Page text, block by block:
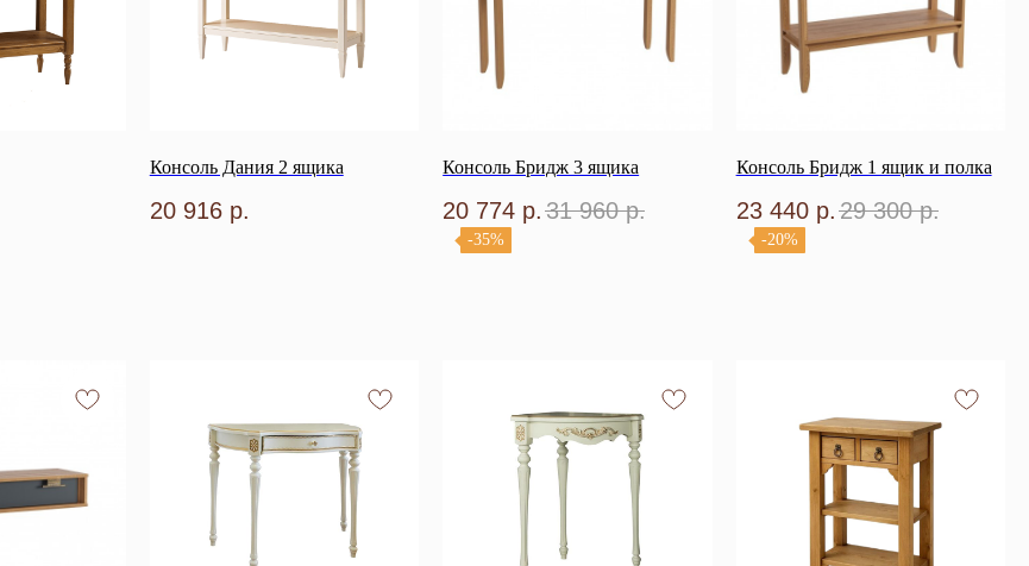
Консоль Дания 2 ящика
20 916 р.
Консоль Бридж 3 ящика
20 774 р. 31 960 р.
-35%
Консоль Бридж 1 ящик и полка
23 440 р. 29 300 р.
-20%